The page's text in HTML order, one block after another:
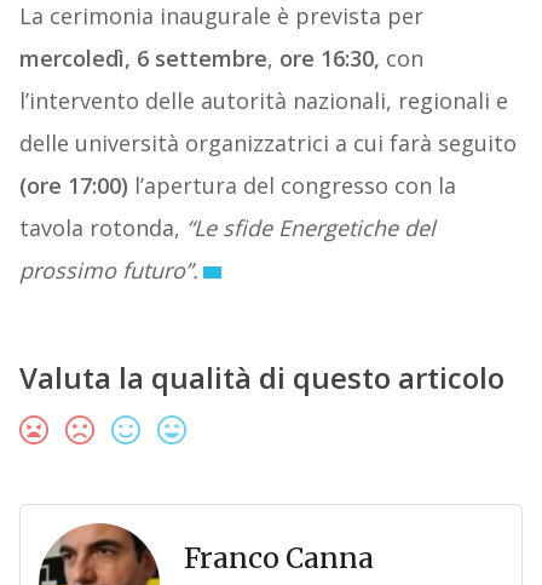
La cerimonia inaugurale è prevista per
mercoledì, 6 settembre, ore 16:30, con
l’intervento delle autorità nazionali, regionali e
delle università organizzatrici a cui farà seguito
(ore 17:00) l’apertura del congresso con la
tavola rotonda, “Le sfide Energetiche del
prossimo futuro”.
Valuta la qualità di questo articolo
Franco Canna